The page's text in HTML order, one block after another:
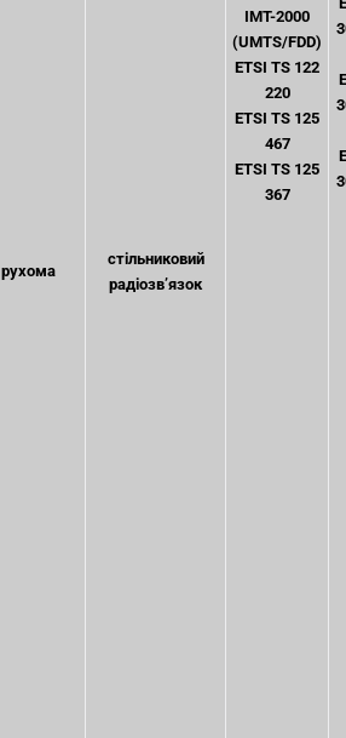
рухома
стільниковий
радіозв’язок
IMT-2000
(UMTS/FDD)
ETSI TS 122
220
ETSI TS 125
467
ETSI TS 125
367